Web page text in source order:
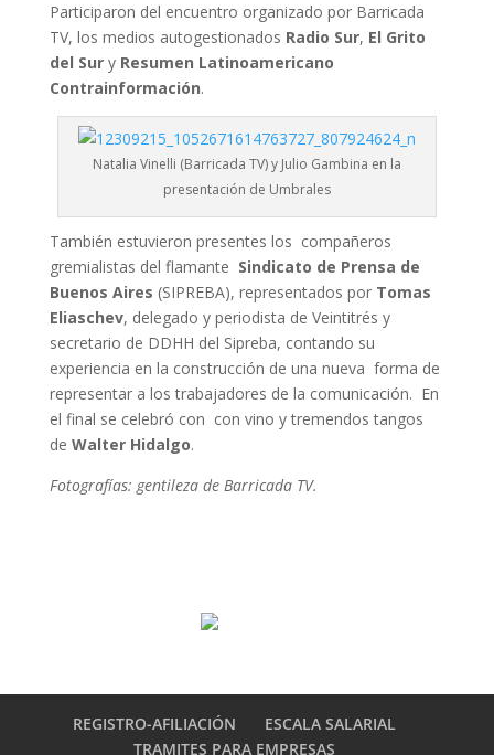
Participaron del encuentro organizado por Barricada
TV, los medios autogestionados Radio Sur, El Grito
del Sury Resumen Latinoamericano
Contrainformación.
Natalia Vinelli (Barricada TV) y Julio Gambina en la
presentación de Umbrales
También estuvieron presentes los compañeros
gremialistas del flamante Sindicato de Prensa de
Buenos Aires (SIPREBA), representados por Tomas
Eliaschev, delegado y periodista de Veintitrés y
secretario de DDHH del Sipreba, contando su
experiencia en la construcción de una nueva forma de
representar a los trabajadores de la comunicación. En
el final se celebró con con vino y tremendos tangos
de Walter Hidalgo.
Fotografías: gentileza de Barricada TV.
REGISTRO-AFILIACIÓN
ESCALA SALARIAL
TRAMITES PARA EMPRESAS